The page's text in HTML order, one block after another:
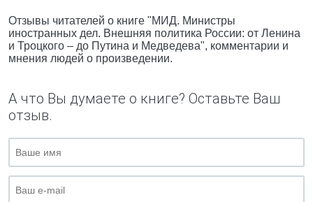
Отзывы читателей о книге "МИД. Министры
иностранных дел. Внешняя политика России: от Ленина
и Троцкого – до Путина и Медведева", комментарии и
мнения людей о произведении.
А что Вы думаете о книге? Оставьте Ваш
отзыв.